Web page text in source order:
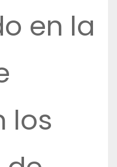
en la
los